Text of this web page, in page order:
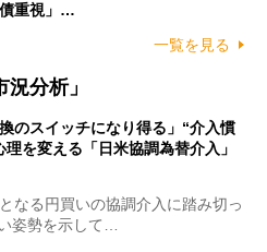
重視」…
一覧を見る
分析」
換のスイッチになり得る」“介入慣
を変える「日米協調為替介入」
なる円買いの協調介入に踏み切っ
姿勢を示して…